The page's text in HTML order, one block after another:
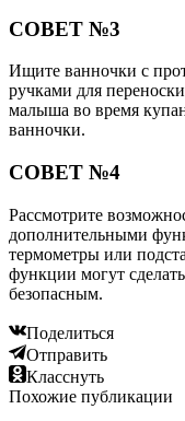
СОВЕТ №3
Ищите ванночки с
ручками для
малыша во время
ванночки.
СОВЕТ №4
Рассмотрите
дополнительными
термометры или
функции могут
безопасным.
Поделиться
Отправить
Класснуть
Похожие публикации